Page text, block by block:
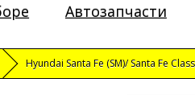
Автозапчасти
Hyundai Santa Fe (SM)/ Santa Fe